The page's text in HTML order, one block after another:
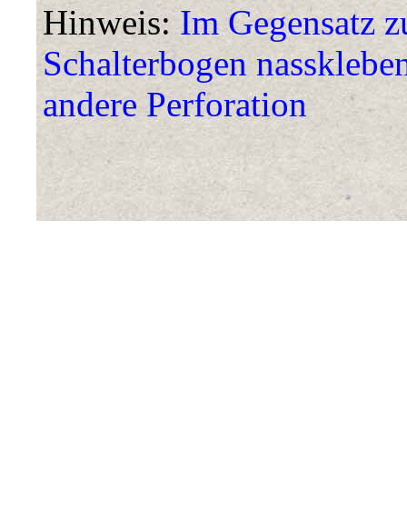
Hinweis:Im Gegensatz
Schalterbogen
andere Perforation